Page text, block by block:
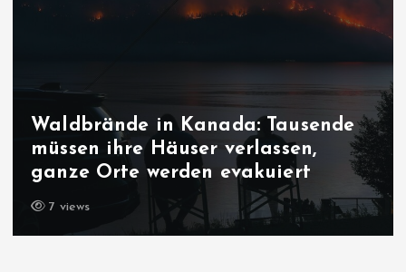
Waldbrände in Kanada: Tausende
müssen ihre Häuser verlassen,
ganze Orte werden evakuiert
7 views